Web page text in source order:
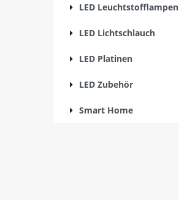
LED Leuchtstofflampen
LED Lichtschlauch
LED Platinen
LED Zubehör
Smart Home